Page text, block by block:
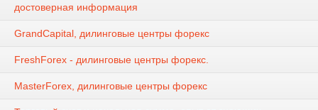
достоверная информация
GrandCapital, дилинговые центры форекс
FreshForex - дилинговые центры форекс.
MasterForex, дилинговые центры форекс